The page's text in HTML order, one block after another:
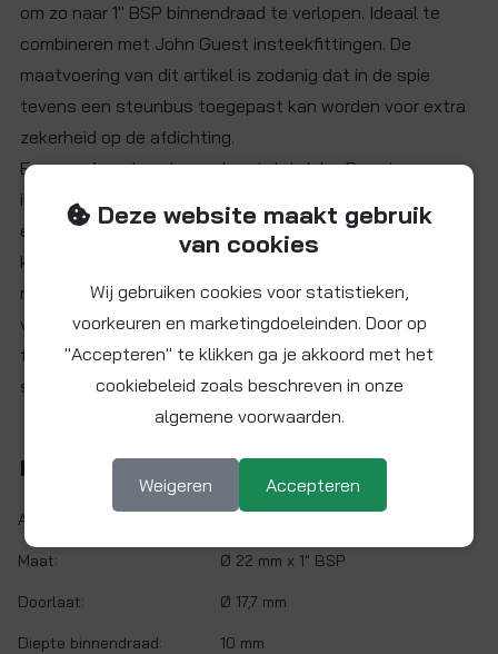
om zo naar 1" BSP binnendraad te verlopen. Ideaal te
combineren met John Guest insteekfittingen. De
maatvoering van dit artikel is zodanig dat in de spie
tevens een steunbus toegepast kan worden voor extra
zekerheid op de afdichting.
Een groef op de spie voorkomt dat John Guest
insteekfittingen waarvan de gripring door overmatig
en/of verkeerd gebruik bot geworden is, van de spie af
kan schieten. Deze groef kan bij gebruik in combinatie
met fittingen van andere merken juist lekkage
veroorzaken. Neem contact met ons op om er zeker van
te zijn dat dit artikel toegepast kan worden in uw
situatie.
Kenmerken
Artikelnr.:
Maat: Ø 22 mm x 1" BSP
Doorlaat: Ø 17,7 mm
Diepte binnendraad: 10 mm
Deze website maakt gebruik
van cookies
Wij gebruiken cookies voor statistieken,
voorkeuren en marketingdoeleinden. Door op
"Accepteren" te klikken ga je akkoord met het
cookiebeleid zoals beschreven in onze
algemene voorwaarden.
Weigeren Accepteren